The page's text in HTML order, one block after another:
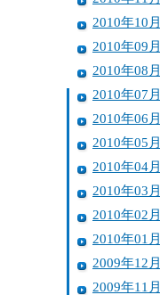
2010年10月
2010年09月
2010年08月
2010年07月
2010年06月
2010年05月
2010年04月
2010年03月
2010年02月
2010年01月
2009年12月
2009年11月